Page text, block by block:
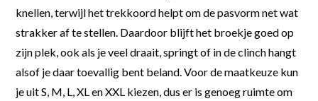
knellen, terwijl het trekkoord helpt om de pasvorm net wat
strakker af te stellen. Daardoor blijft het broekje goed op
zijn plek, ook als je veel draait, springt of in de clinch hangt
alsof je daar toevallig bent beland. Voor de maatkeuze kun
je uit S, M, L, XL en XXL kiezen, dus er is genoeg ruimte om